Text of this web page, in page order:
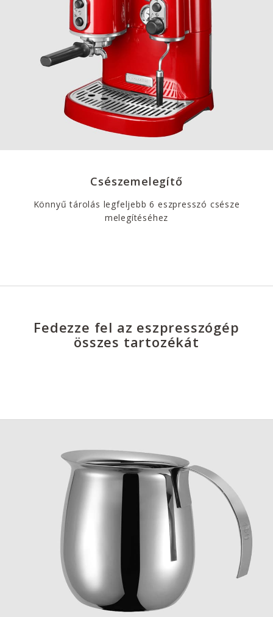
Csészemelegítő
Könnyű tárolás legfeljebb 6 eszpresszó csésze
melegítéséhez
Fedezze fel az eszpresszógép
összes tartozékát